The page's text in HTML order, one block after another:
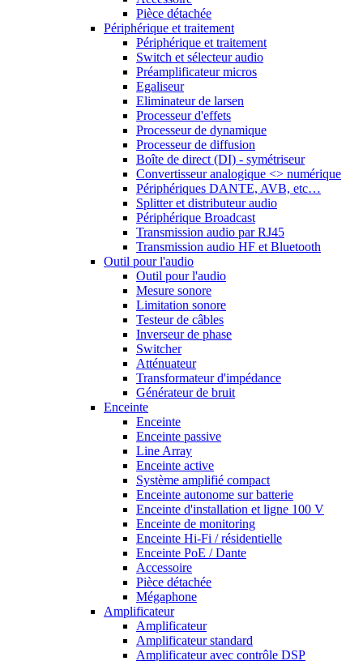
Pièce détachée
Périphérique et traitement
Périphérique et traitement
Switch et sélecteur audio
Préamplificateur micros
Egaliseur
Eliminateur de larsen
Processeur d'effets
Processeur de dynamique
Processeur de diffusion
Boîte de direct (DI) - symétriseur
Convertisseur analogique <> numérique
Périphériques DANTE, AVB, etc…
Splitter et distributeur audio
Périphérique Broadcast
Transmission audio par RJ45
Transmission audio HF et Bluetooth
Outil pour l'audio
Outil pour l'audio
Mesure sonore
Limitation sonore
Testeur de câbles
Inverseur de phase
Switcher
Atténuateur
Transformateur d'impédance
Générateur de bruit
Enceinte
Enceinte
Enceinte passive
Line Array
Enceinte active
Système amplifié compact
Enceinte autonome sur batterie
Enceinte d'installation et ligne 100 V
Enceinte de monitoring
Enceinte Hi-Fi / résidentielle
Enceinte PoE / Dante
Accessoire
Pièce détachée
Mégaphone
Amplificateur
Amplificateur
Amplificateur standard
Amplificateur avec contrôle DSP